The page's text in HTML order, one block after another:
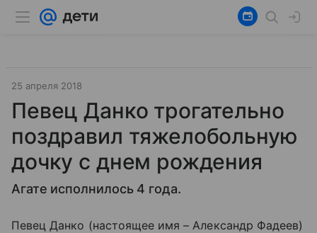
25 апреля 2018
Певец Данко трогательно
поздравил тяжелобольную
дочку с днем рождения
Агате исполнилось 4 года.
Певец Данко (настоящее имя – Александр Фадеев)